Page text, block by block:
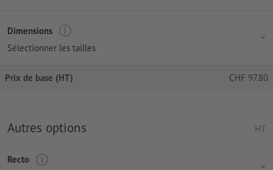
Dimensions
Sélectionner les tailles
Prix de base (HT) CHF 97.80
Autres options HT
Recto